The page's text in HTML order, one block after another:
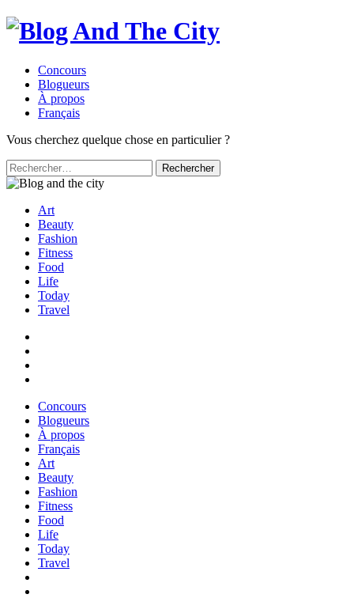
Concours
Blogueurs
À propos
Français
Vous cherchez quelque chose en particulier ?
Rechercher :
Art
Beauty
Fashion
Fitness
Food
Life
Today
Travel
Concours
Blogueurs
À propos
Français
Art
Beauty
Fashion
Fitness
Food
Life
Today
Travel